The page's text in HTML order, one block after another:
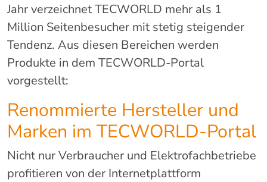
Jahr verzeichnet TECWORLD mehr als 1
Million Seitenbesucher mit stetig steigender
Tendenz. Aus diesen Bereichen werden
Produkte in dem TECWORLD-Portal
vorgestellt:
Renommierte Hersteller und
Marken im TECWORLD-Portal
Nicht nur Verbraucher und Elektrofachbetriebe
profitieren von der Internetplattform